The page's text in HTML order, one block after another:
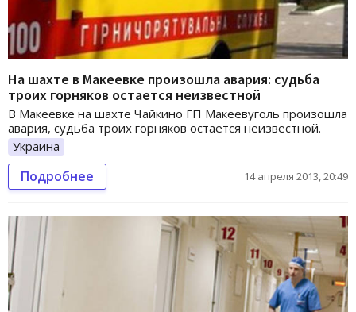
На шахте в Макеевке произошла авария: судьба
троих горняков остается неизвестной
В Макеевке на шахте Чайкино ГП Макеевуголь произошла
авария, судьба троих горняков остается неизвестной.
Украина
Подробнее 14 апреля 2013, 20:49